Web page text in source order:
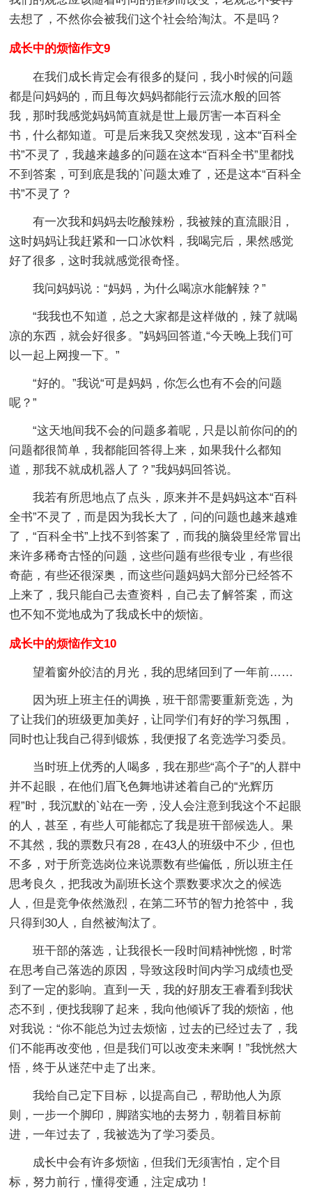
去想了，不然你会被我们这个社会给淘汰。不是吗？
成长中的烦恼作文9
在我们成长肯定会有很多的疑问，我小时候的问题
都是问妈妈的，而且每次妈妈都能行云流水般的回答
我，那时我感觉妈妈简直就是世上最厉害一本百科全
书，什么都知道。可是后来我又突然发现，这本“百科全
书”不灵了，我越来越多的问题在这本“百科全书”里都找
不到答案，可到底是我的`问题太难了，还是这本“百科全
书”不灵了？
有一次我和妈妈去吃酸辣粉，我被辣的直流眼泪，
这时妈妈让我赶紧和一口冰饮料，我喝完后，果然感觉
好了很多，这时我就感觉很奇怪。
我问妈妈说：“妈妈，为什么喝凉水能解辣？”
“我我也不知道，总之大家都是这样做的，辣了就喝
凉的东西，就会好很多。”妈妈回答道,“今天晚上我们可
以一起上网搜一下。”
“好的。”我说“可是妈妈，你怎么也有不会的问题
呢？”
“这天地间我不会的问题多着呢，只是以前你问的的
问题都很简单，我都能回答得上来，如果我什么都知
道，那我不就成机器人了？”我妈妈回答说。
我若有所思地点了点头，原来并不是妈妈这本“百科
全书”不灵了，而是因为我长大了，问的问题也越来越难
了，“百科全书”上找不到答案了，而我的脑袋里经常冒出
来许多稀奇古怪的问题，这些问题有些很专业，有些很
奇葩，有些还很深奥，而这些问题妈妈大部分已经答不
上来了，我只能自己去查资料，自己去了解答案，而这
也不知不觉地成为了我成长中的烦恼。
成长中的烦恼作文10
望着窗外皎洁的月光，我的思绪回到了一年前……
因为班上班主任的调换，班干部需要重新竞选，为
了让我们的班级更加美好，让同学们有好的学习氛围，
同时也让我自己得到锻炼，我便报了名竞选学习委员。
当时班上优秀的人喝多，我在那些“高个子”的人群中
并不起眼，在他们眉飞色舞地讲述着自己的“光辉历
程”时，我沉默的`站在一旁，没人会注意到我这个不起眼
的人，甚至，有些人可能都忘了我是班干部候选人。果
不其然，我的票数只有28，在43人的班级中不少，但也
不多，对于所竞选岗位来说票数有些偏低，所以班主任
思考良久，把我改为副班长这个票数要求次之的候选
人，但是竞争依然激烈，在第二环节的智力抢答中，我
只得到30人，自然被淘汰了。
班干部的落选，让我很长一段时间精神恍惚，时常
在思考自己落选的原因，导致这段时间内学习成绩也受
到了一定的影响。直到一天，我的好朋友王睿看到我状
态不到，便找我聊了起来，我向他倾诉了我的烦恼，他
对我说：“你不能总为过去烦恼，过去的已经过去了，我
们不能再改变他，但是我们可以改变未来啊！”我恍然大
悟，终于从迷茫中走了出来。
我给自己定下目标，以提高自己，帮助他人为原
则，一步一个脚印，脚踏实地的去努力，朝着目标前
进，一年过去了，我被选为了学习委员。
成长中会有许多烦恼，但我们无须害怕，定个目
标，努力前行，懂得变通，注定成功！